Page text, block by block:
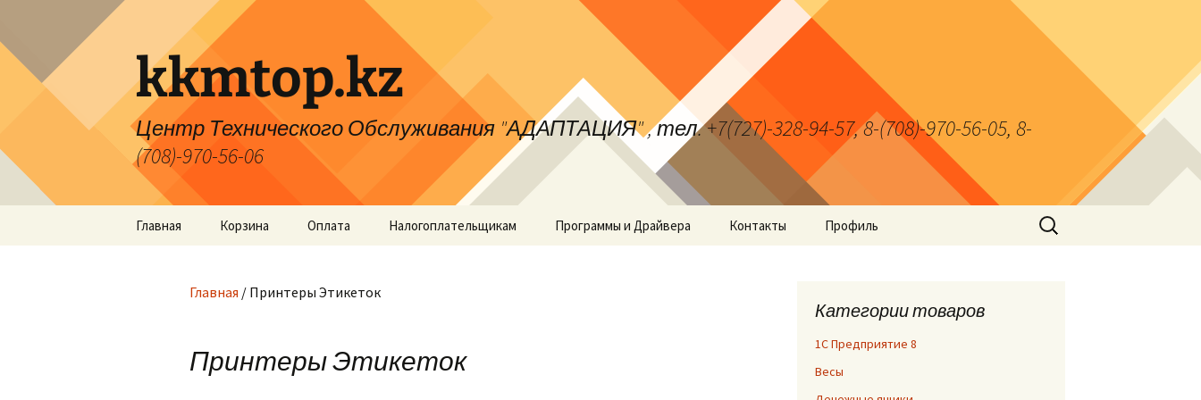
содержимому
kkmtop.kz
Центр Технического Обслуживания "АДАПТАЦИЯ" , тел. +7(727)-328-94-57, 8-(708)-970-56-05, 8-
(708)-970-56-06
Главная Корзина Оплата Налогоплательщикам Программы и Драйвера Контакты Профиль
Найти:
Главная / Принтеры Этикеток
Принтеры Этикеток
Категории товаров
1С Предприятие 8
Весы